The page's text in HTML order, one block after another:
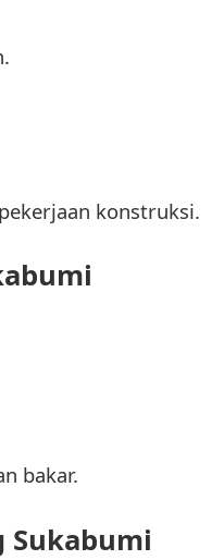
konstruksi.
bakar.
Sukabumi